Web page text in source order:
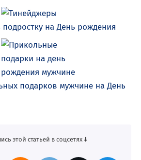
подростку на День рождения
подарков мужчине на День
этой статьей в соцсетях ⬇️